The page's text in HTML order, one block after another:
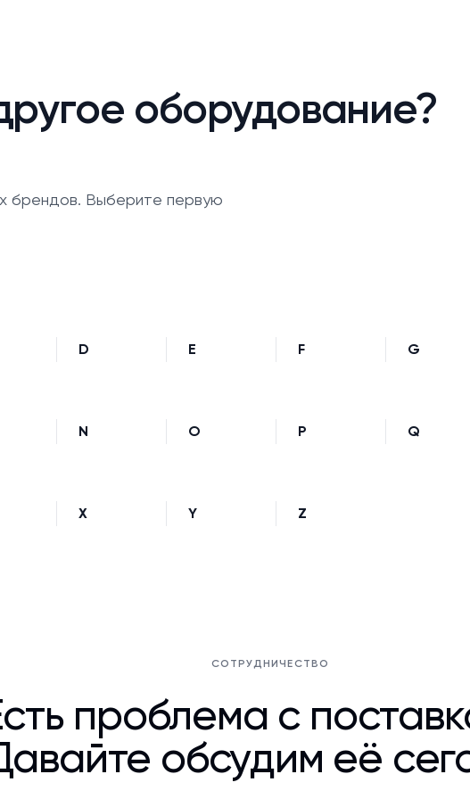
оборудование?
брендов. Выберите первую
D E F G
N O P Q
X Y Z
СОТРУДНИЧЕСТВО
проблема с
обсудим её